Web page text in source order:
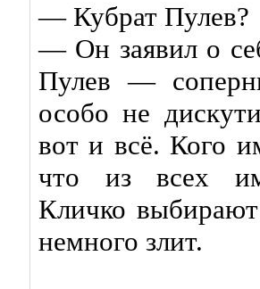
— Кубрат Пулев?
— Он заявил о
Пулев —
особо не
вот и всё. Кого
что из всех
Кличко
немного злит.